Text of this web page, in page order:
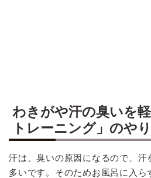
わきがや汗の臭いを
トレーニング」のや
汗は、臭いの原因になるので、汗
多いです。そのためお風呂に入ら